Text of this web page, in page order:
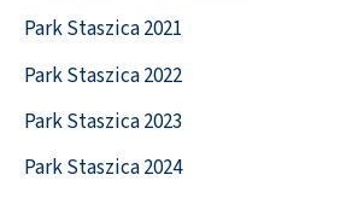
Park Staszica 2021
Park Staszica 2022
Park Staszica 2023
Park Staszica 2024